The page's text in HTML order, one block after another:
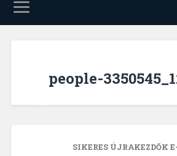
people-
SIKERES ÚJRAKEZDŐK